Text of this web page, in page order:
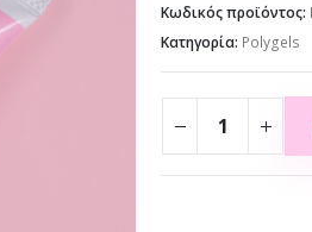
Κωδικός προϊόντος:
Κατηγορία: Polygels